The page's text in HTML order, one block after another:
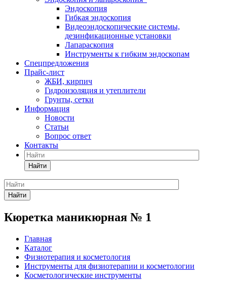
Эндоскопия
Гибкая эндоскопия
Видеоэндоскопические системы,
дезинфикационные установки
Лапараскопия
Инструменты к гибким эндоскопам
Спецпредложения
Прайс-лист
ЖБИ, кирпич
Гидроизоляция и утеплители
Грунты, сетки
Информация
Новости
Статьи
Вопрос ответ
Контакты
Найти
Найти
Кюретка маникюрная № 1
Главная
Каталог
Физиотерапия и косметология
Инструменты для физиотерапии и косметологии
Косметологические инструменты